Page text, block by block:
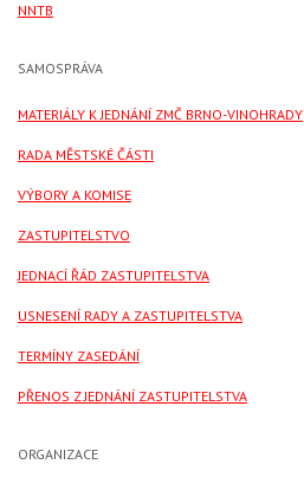
NNTB
SAMOSPRÁVA
MATERIÁLY K JEDNÁNÍ ZMČ BRNO-VINOHRADY
RADA MĚSTSKÉ ČÁSTI
VÝBORY A KOMISE
ZASTUPITELSTVO
JEDNACÍ ŘÁD ZASTUPITELSTVA
USNESENÍ RADY A ZASTUPITELSTVA
TERMÍNY ZASEDÁNÍ
PŘENOS Z JEDNÁNÍ ZASTUPITELSTVA
ORGANIZACE